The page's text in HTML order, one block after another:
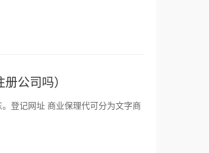
公司吗）
登记网址 商业保理代可分为文字商